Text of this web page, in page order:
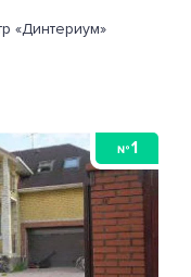
«Динтериум»
№ 1